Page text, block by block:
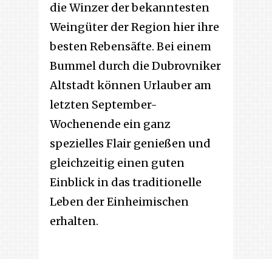
die Winzer der bekanntesten
Weingüter der Region hier ihre
besten Rebensäfte. Bei einem
Bummel durch die Dubrovniker
Altstadt können Urlauber am
letzten September-
Wochenende ein ganz
spezielles Flair genießen und
gleichzeitig einen guten
Einblick in das traditionelle
Leben der Einheimischen
erhalten.